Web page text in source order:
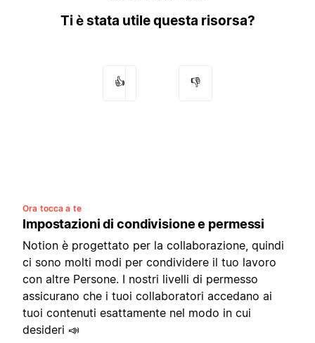
Ti è stata utile questa risorsa?
👍 👎
Ora tocca a te
Impostazioni di condivisione e permessi
Notion è progettato per la collaborazione, quindi
ci sono molti modi per condividere il tuo lavoro
con altre Persone. I nostri livelli di permesso
assicurano che i tuoi collaboratori accedano ai
tuoi contenuti esattamente nel modo in cui
desideri 📣